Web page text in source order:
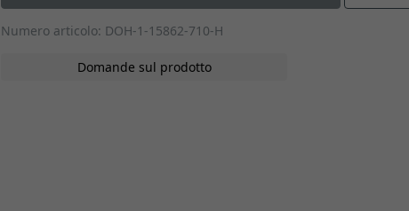
Numero articolo: DOH-1-15862-710-H
Domande sul prodotto